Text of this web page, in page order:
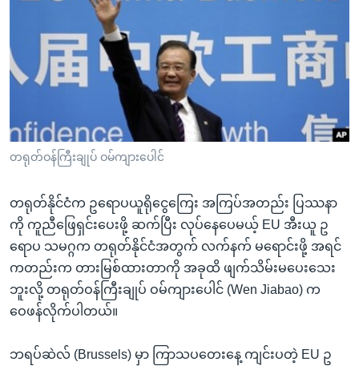
ကြည့်
ရန်
ညွန်း
စာမျက်နှာ
ကျော်
ကြည့်
ရန်
ရှာဖွေ
ရန်
နေရာ
ကျော်
အစ္စရေး-ပါလက်စတိုင်း
အင်္ဂလိပ်စာလေ့လာမယ်
အမေရိကန်သုံးအီဒီယံ
မကြေးမုံရဲ့ အင်္ဂလိပ်စာ
ရုပ်ရှင်ထဲက အင်္ဂလိပ်စာ
သုတပဒေသာ အင်္ဂလိပ်စာ
အပတ်စဉ်ကဏ္ဍများ
ရေဒီယို
ရေဒီယိုနှင့်ရုပ်သံ အချက်အလက်များ
ရေဒီယို/တီဗွီအစီအစဉ်
Learning English
ဘာသာစကားများ
တရုတ်ဝန်ကြီးချုပ် ဝမ်ကျားပေါင်
တရုတ်နိုင်ငံက ဥရောပယူရိုငွေကြေး အကြပ်အတည်း ပြဿနာ
ကို ကူညီဖြေရှင်းပေးဖို့ ဆက်ပြီး လုပ်နေပေမယ့် EU အီးယူ ဥ
ရောပ သမဂ္ဂက တရုတ်နိုင်ငံအတွက် လက်နက် မရောင်းဖို့ အရင်
ကတည်းက တားမြစ်ထားတာကို အခုထိ ဖျက်သိမ်းမပေးသေး
ဘူးလို့ တရုတ်ဝန်ကြီးချုပ် ဝမ်ကျားပေါင် (Wen Jiabao) က
ဝေဖန်လိုက်ပါတယ်။
ဘရပ်ဆဲလ် (Brussels) မှာ ကြာသပတေးနေ့ ကျင်းပတဲ့ EU ဥ